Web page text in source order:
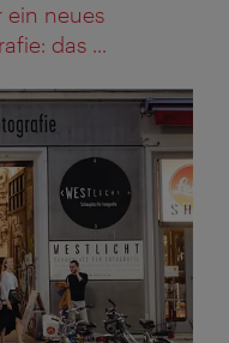
ein neues
das ...